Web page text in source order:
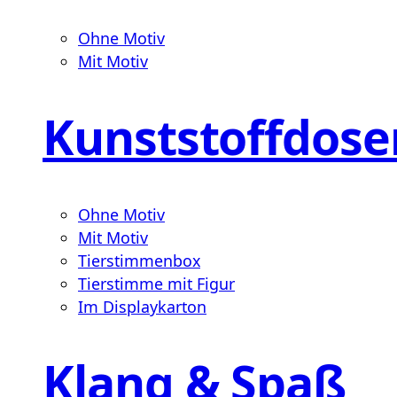
Ohne Motiv
Mit Motiv
Ohne Motiv
Mit Motiv
Tierstimmenbox
Tierstimme mit Figur
Im Displaykarton
Klang & Spaß